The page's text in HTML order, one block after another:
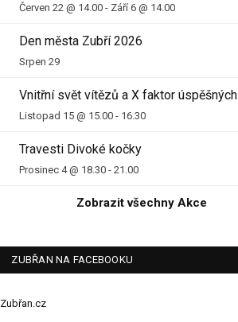
Červen 22 @ 14.00 - Září 6 @ 14.00
Den města Zubří 2026
Srpen 29
Vnitřní svět vítězů a X faktor úspěšných
Listopad 15 @ 15.00 - 16.30
Travesti Divoké kočky
Prosinec 4 @ 18.30 -21.00
Zobrazit všechny Akce
ZUBŘAN NA FACEBOOKU
Zubřan.cz